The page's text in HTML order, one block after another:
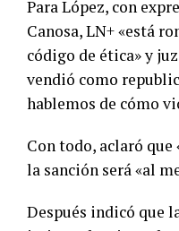
Para López, con
Canosa, LN+ «está
código de ética» y
vendió como
hablemos de cómo
Con todo, aclaró
la sanción será «al
Después indicó que